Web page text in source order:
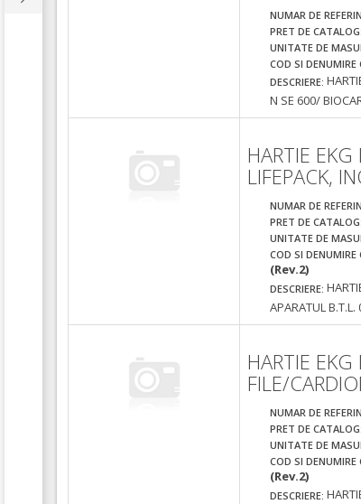
NUMAR DE
PRET DE CATALOG:
UNITATE DE
COD SI DENUMIRE
DESCRIERE:
N SE 600/
HARTIE
LIFEPACK,
NUMAR DE
PRET DE CATALOG:
UNITATE DE
COD SI DENUMIRE
(Rev.2)
DESCRIERE:
APARATUL
HARTIE
FILE/
NUMAR DE
PRET DE CATALOG:
UNITATE DE
COD SI DENUMIRE
(Rev.2)
DESCRIERE: